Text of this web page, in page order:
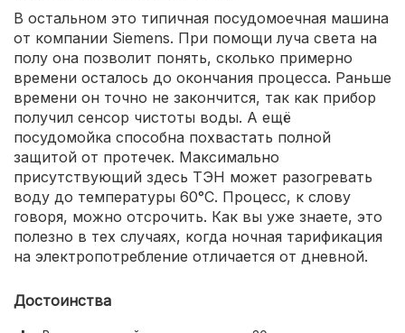
В остальном это типичная посудомоечная машина
от компании Siemens. При помощи луча света на
полу она позволит понять, сколько примерно
времени осталось до окончания процесса. Раньше
времени он точно не закончится, так как прибор
получил сенсор чистоты воды. А ещё
посудомойка способна похвастать полной
защитой от протечек. Максимально
присутствующий здесь ТЭН может разогревать
воду до температуры 60°C. Процесс, к слову
говоря, можно отсрочить. Как вы уже знаете, это
полезно в тех случаях, когда ночная тарификация
на электропотребление отличается от дневной.
Достоинства